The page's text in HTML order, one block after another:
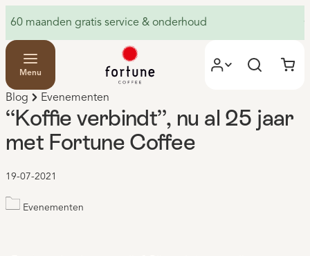
60 maanden gratis service & onderhoud
Menu
Blog Evenementen
“Koffie verbindt”, nu al 25 jaar
met Fortune Coffee
19-07-2021
Evenementen